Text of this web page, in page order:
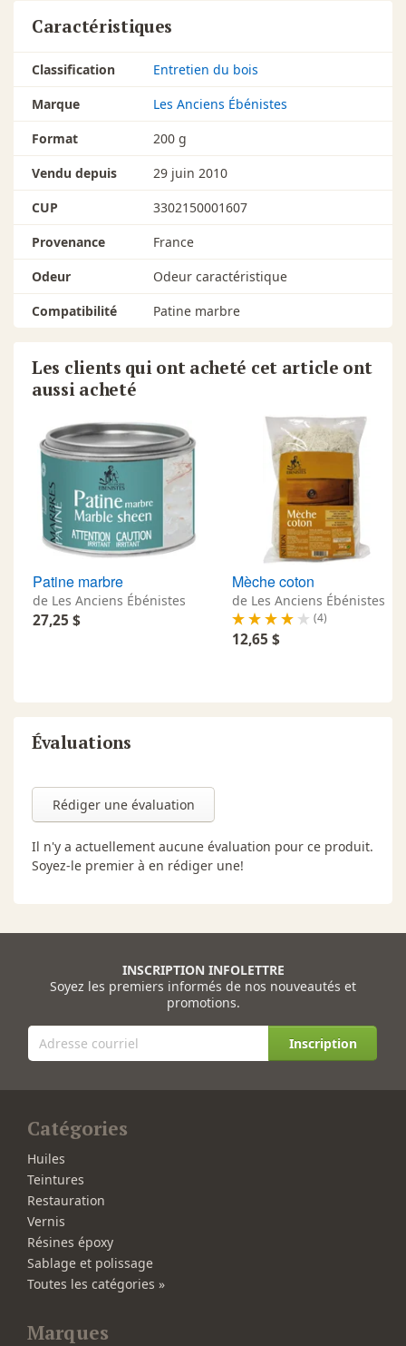
Caractéristiques
Classification
Entretien du bois
Marque
Les Anciens Ébénistes
Format
200 g
Vendu depuis
29 juin 2010
CUP
3302150001607
Provenance
France
Odeur
Odeur caractéristique
Compatibilité
Patine marbre
Les clients qui ont acheté cet article ont
aussi acheté
Patine marbre
de Les Anciens Ébénistes
27,25 $
Mèche coton
de Les Anciens Ébénistes
(4)
12,65 $
Évaluations
Rédiger une évaluation
Il n'y a actuellement aucune évaluation pour ce produit.
Soyez-le premier à en rédiger une!
INSCRIPTION INFOLETTRE
Soyez les premiers informés de nos nouveautés et
promotions.
Inscription
Catégories
Huiles
Teintures
Restauration
Vernis
Résines époxy
Sablage et polissage
Toutes les catégories »
Marques